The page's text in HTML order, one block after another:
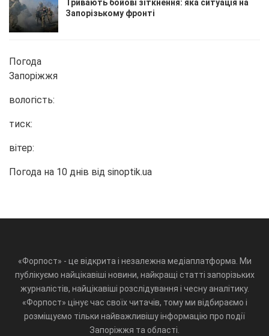
Тривають бойові зіткнення: яка ситуація на
Запорізькому фронті
Погода
Запоріжжя
вологість:
тиск:
вітер:
Погода на 10 днів від sinoptik.ua
«Форпост» - це відкрита і незалежна медіаплатформа. Ми
публікуємо найцікавіші новини, найкращі статті запорізьких
журналістів, найцікавіші розслідування і чесну аналітику.
«Форпост» цінує час своїх читачів, тому ми відбираємо і
розміщуємо тільки найважливішу інформацію про події
Запоріжжя та області.